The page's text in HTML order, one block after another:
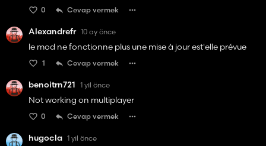
0 Cevap vermek
Alexandrefr 10 ay önce
le mod ne fonctionne plus une mise à jour est'elle prévue
1 Cevap vermek
benoitrn721 1 yıl önce
Not working on multiplayer
0 Cevap vermek
hugocla 1 yıl önce